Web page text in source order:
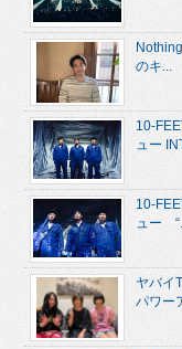
のキ...
10-
ュー
10-
ュー “...
ヤバイ
パワー